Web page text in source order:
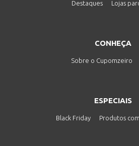
Destaques Lojas
CONHEÇA
Sobre o Cupomzeiro
ESPECIAIS
Black Friday Produtos